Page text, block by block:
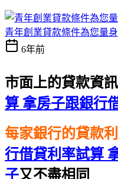
青年創業貸款條件為您量
6年前
市面上的貸款資
算 拿房子跟銀行
每家銀行的貸款
行借貸利率試算
子又不盡相同